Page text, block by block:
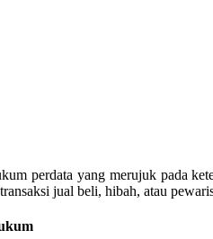
perdata yang merujuk pada
jual beli, hibah, atau